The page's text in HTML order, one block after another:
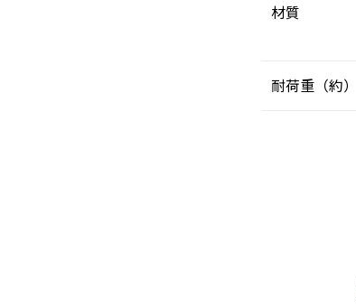
材質
耐荷重（約）